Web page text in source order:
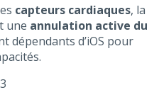
capteurs cardiaques, la
une annulation active du
dépendants d’iOS pour